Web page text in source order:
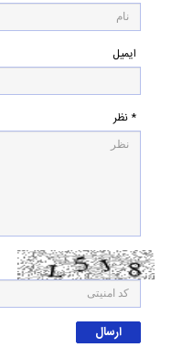
ایمیل
* نظر